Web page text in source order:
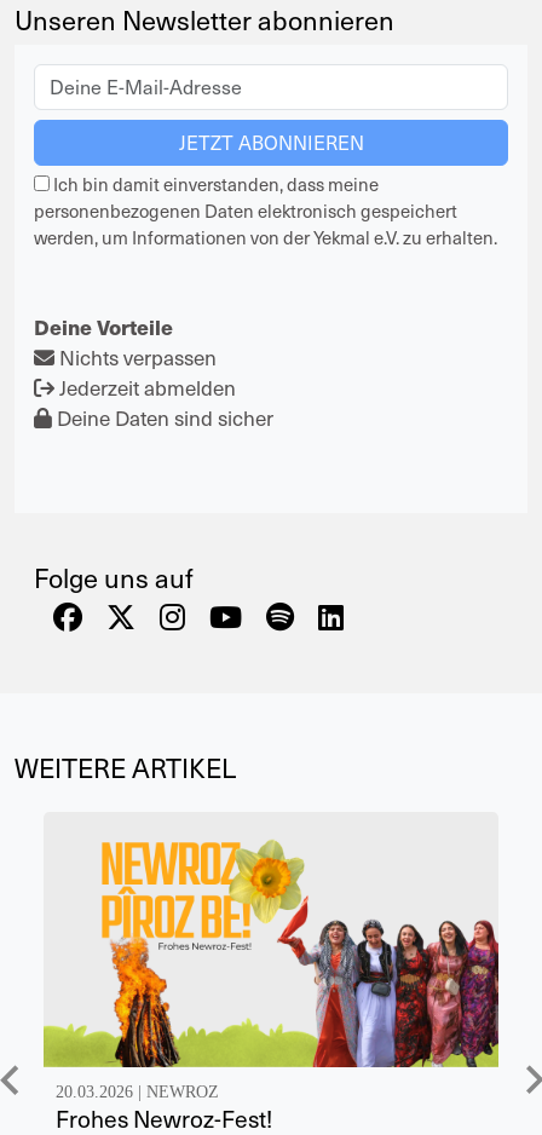
Unseren Newsletter abonnieren
Ich bin damit einverstanden, dass meine
personenbezogenen Daten elektronisch gespeichert
werden, um Informationen von der Yekmal e.V. zu erhalten.
Deine Vorteile
Nichts verpassen
Jederzeit abmelden
Deine Daten sind sicher
Folge uns auf
WEITERE ARTIKEL
20.03.2026 | NEWROZ
Frohes Newroz-Fest!